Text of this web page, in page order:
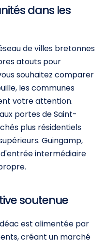
dans les
de villes bretonnes
atouts pour
souhaitez comparer
les communes
votre attention.
portes de Saint-
plus résidentiels
Guingamp,
intermédiaire
soutenue
est alimentée par
créant un marché